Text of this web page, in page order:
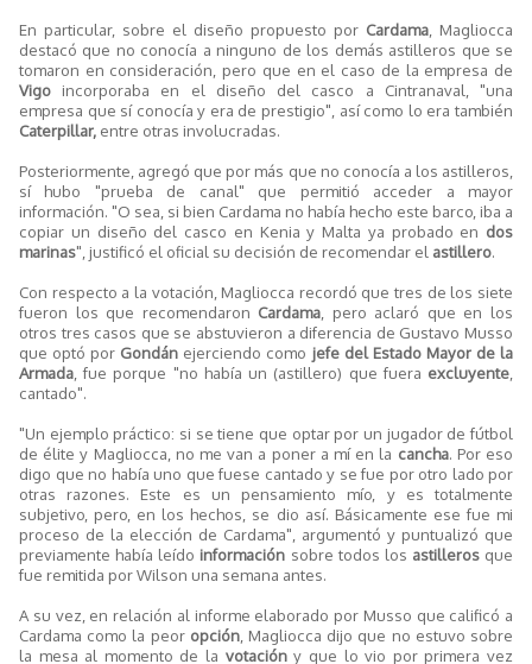
En particular, sobre el diseño propuesto por Cardama , Magliocca
destacó que no conocía a ninguno de los demás astilleros que se
tomaron en consideración, pero que en el caso de la empresa de
Vigo incorporaba en el diseño del casco a Cintranaval, "una
empresa que sí conocía y era de prestigio", así como lo era también
Caterpillar, entre otras involucradas.
Posteriormente, agregó que por más que no conocía a los astilleros,
sí hubo "prueba de canal" que permitió acceder a mayor
información. "O sea, si bien Cardama no había hecho este barco, iba a
copiar un diseño del casco en Kenia y Malta ya probado en dos
marinas", justificó el oficial su decisión de recomendar el astillero.
Con respecto a la votación, Magliocca recordó que tres de los siete
fueron los que recomendaron Cardama , pero aclaró que en los
otros tres casos que se abstuvieron a diferencia de Gustavo Musso
que optó por Gondán ejerciendo como jefe del Estado Mayor de la
Armada , fue porque "no había un (astillero) que fuera excluyente
cantado".
"Un ejemplo práctico: si se tiene que optar por un jugador de fútbol
de élite y Magliocca, no me van a poner a mí en la cancha. Por eso
digo que no había uno que fuese cantado y se fue por otro lado por
otras razones. Este es un pensamiento mío, y es totalmente
subjetivo, pero, en los hechos, se dio así. Básicamente ese fue mi
proceso de la elección de Cardama", argumentó y puntualizó que
previamente había leído información sobre todos los astillerosque
fue remitida por Wilson una semana antes.
A su vez, en relación al informe elaborado por Musso que calificó a
Cardama como la peor opción, Magliocca dijo que no estuvo sobre
la mesa al momento de la votacióny que lo vio por primera vez